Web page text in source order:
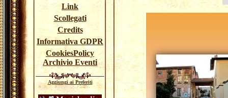
Link
Scollegati
Credits
Informativa GDPR
CookiesPolicy
Archivio Eventi
Aggiungi ai Preferiti